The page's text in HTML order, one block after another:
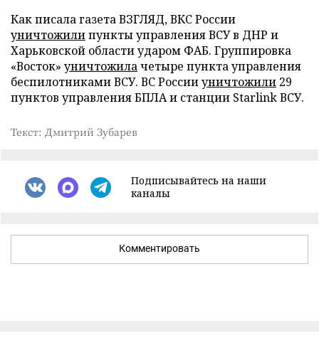
Как писала газета ВЗГЛЯД, ВКС России
уничтожилипункты управления ВСУ в ДНР и
Харьковской области ударом ФАБ. Группировка
«Восток» уничтожилачетыре пункта управления
беспилотниками ВСУ. ВС Россииуничтожили 29
пунктов управления БПЛА и станции Starlink ВСУ.
Текст: Дмитрий Зубарев
Подписывайтесь на наши
каналы
Комментировать